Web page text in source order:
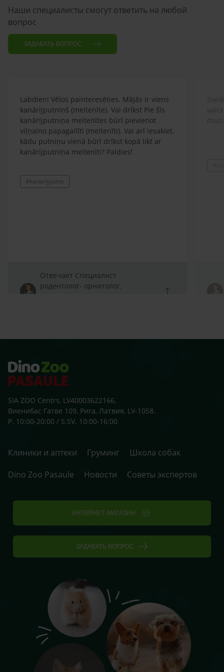
Наши специалисты смогут ответить на любой
вопрос
ЗАДАВАТЬ ВОПРОС
Labdien! Vēlos painteresēties. Mājās ir viens
kanārijputniņš (meitenīte). Vai drīkst Pie šīs
kanārijputniņa meitenītes būrī pievienot
viļņaino papagailīti (meitenīti). Vai arī iesakiet,
kādu putniņu vienā būrī drīkst kopā likt ar
kanārijputniņa meitenīti? Paldies!
#kanarijputns
Отвечает Специалист
родентолог- орнитолог,
SIA ZOO Centrs, LV40003622166,
Виенибас Гатве 109, Рига, Латвия, LV-1058.
P. 10:00-20:00 / S.SV. 10:00-16:00
Клиники и аптеки Груминг
Школа собак
Dino Zoo Pasaule
Новости Советы экспертов
ИНТЕРНЕТ-МАГАЗИН
ЗАДАВАТЬ ВОПРОС